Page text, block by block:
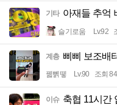
기타 아재들 추억
슬기로움 Lv.92
계층 삐삐 보조배
꿻뻵뗗 Lv.90 조회
이슈 축협 11시간